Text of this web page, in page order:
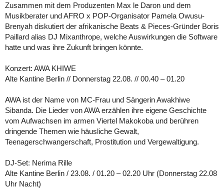
Zusammen mit dem Produzenten Max le Daron und dem
Musikberater und AFRO x POP-Organisator Pamela Owusu-
Brenyah diskutiert der afrikanische Beats & Pieces-Gründer Boris
Paillard alias DJ Mixanthrope, welche Auswirkungen die Software
hatte und was ihre Zukunft bringen könnte.
Konzert: AWA KHIWE
Alte Kantine Berlin // Donnerstag 22.08. // 00.40 – 01.20
AWA ist der Name von MC-Frau und Sängerin Awakhiwe
Sibanda. Die Lieder von AWA erzählen ihre eigene Geschichte
vom Aufwachsen im armen Viertel Makokoba und berühren
dringende Themen wie häusliche Gewalt,
Teenagerschwangerschaft, Prostitution und Vergewaltigung.
DJ-Set: Nerima Rille
Alte Kantine Berlin / 23.08. / 01.20 – 02.20 Uhr (Donnerstag 22.08
Uhr Nacht)